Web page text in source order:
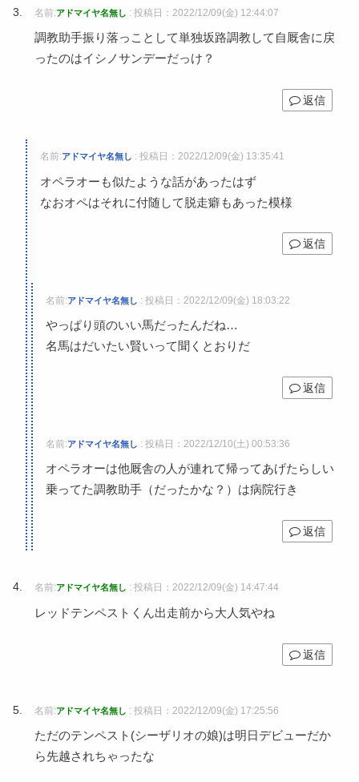
名前:アドマイヤ名無し : 投稿日：2022/12/09(金) 12:44:07
調教助手振り落っことして単独坂路調教して自厩舎に戻
ったのはイシノサンデーだっけ？
返信
名前:アドマイヤ名無し : 投稿日：2022/12/09(金) 13:35:41
オペラオーも似たような話があったはず
なおオペはそれに付随して脱走癖もあった模様
返信
名前:アドマイヤ名無し : 投稿日：2022/12/09(金) 18:03:22
やっぱり頭のいい馬だったんだね…
名馬はだいたい賢いって聞くとおりだ
返信
名前:アドマイヤ名無し : 投稿日：2022/12/10(土) 00:53:36
オペラオーは他厩舎の人が連れて帰ってあげたらしい
乗ってた調教助手（だったかな？）は病院行き
返信
名前:アドマイヤ名無し : 投稿日：2022/12/09(金) 14:47:44
レッドテンペストくん出走前から大人気やね
返信
名前:アドマイヤ名無し : 投稿日：2022/12/09(金) 17:25:56
ただのテンペスト(シーザリオの娘)は明日デビューだか
ら先越されちゃったな